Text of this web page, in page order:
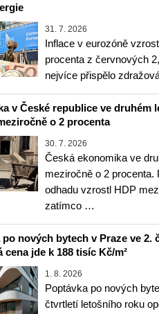
31. 7. 2026
Inflace v eurozóně
procenta z červnových
nejvíce přispělo
v České republice ve druhém
o 2 procenta
30. 7. 2026
Česká ekonomika ve
meziročně o 2 procenta.
odhadu vzrostl HDP
zatímco …
po nových bytech v Praze ve 2.
cena jde k 188 tisíc Kč/m²
1. 8. 2026
Poptávka po nových
čtvrtletí letošního roku